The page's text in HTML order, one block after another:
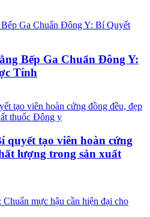
Bếp Ga Chuẩn Đông Y:
Tính
quyết tạo viên hoàn cứng
lượng trong sản xuất